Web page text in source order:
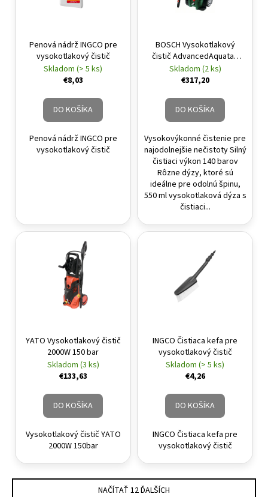
Penová nádrž INGCO pre
vysokotlakový čistič
Skladom (> 5 ks)
€8,03
DO KOŠÍKA
Penová nádrž INGCO pre
vysokotlakový čistič
BOSCH Vysokotlakový
čistič AdvancedAquatak
140 bar / 2100 W
Skladom (2 ks)
€317,20
DO KOŠÍKA
Vysokovýkonné čistenie pre
najodolnejšie nečistoty Silný
čistiaci výkon 140 barov
Rôzne dýzy, ktoré sú
ideálne pre odolnú špinu,
550 ml vysokotlaková dýza s
čistiaci...
YATO Vysokotlakový čistič
2000W 150 bar
Skladom (3 ks)
€133,63
DO KOŠÍKA
Vysokotlakový čistič YATO
2000W 150bar
INGCO Čistiaca kefa pre
vysokotlakový čistič
Skladom (> 5 ks)
€4,26
DO KOŠÍKA
INGCO Čistiaca kefa pre
vysokotlakový čistič
NAČÍTAŤ 12 ĎALŠÍCH